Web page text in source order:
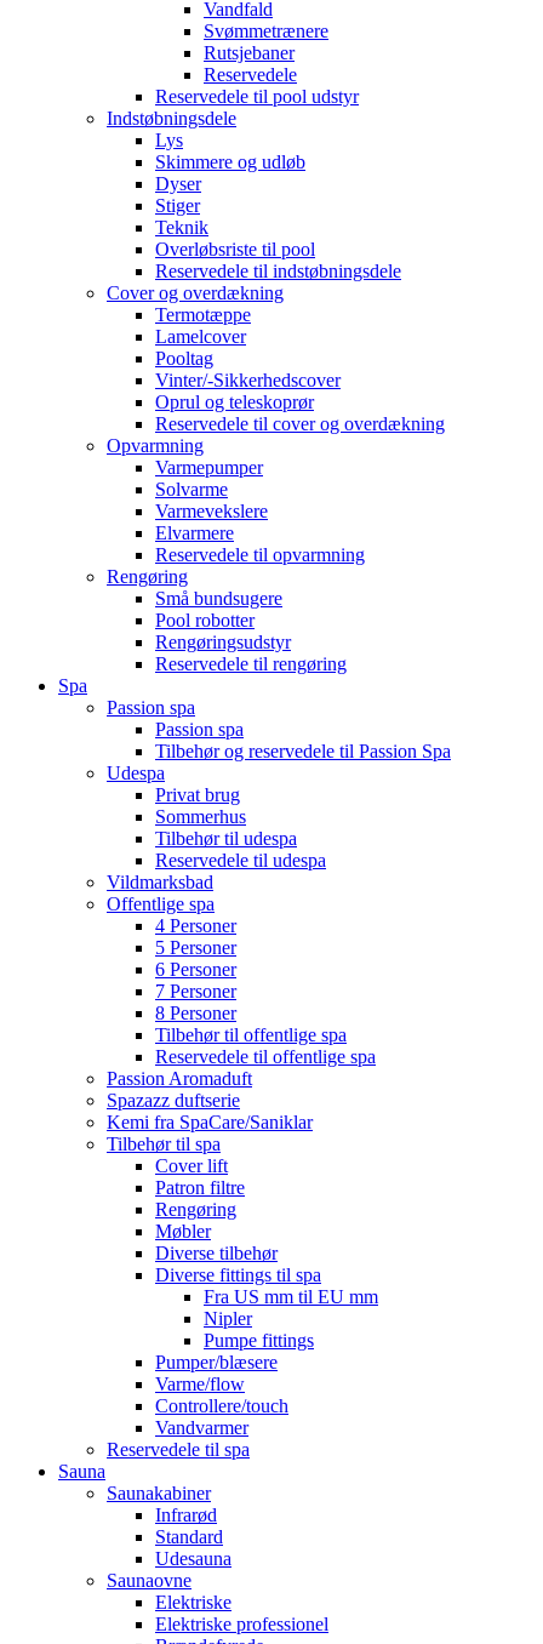
Vandfald
Svømmetrænere
Rutsjebaner
Reservedele
Reservedele til pool udstyr
Indstøbningsdele
Lys
Skimmere og udløb
Dyser
Stiger
Teknik
Overløbsriste til pool
Reservedele til indstøbningsdele
Cover og overdækning
Termotæppe
Lamelcover
Pooltag
Vinter/-Sikkerhedscover
Oprul og teleskoprør
Reservedele til cover og overdækning
Opvarmning
Varmepumper
Solvarme
Varmevekslere
Elvarmere
Reservedele til opvarmning
Rengøring
Små bundsugere
Pool robotter
Rengøringsudstyr
Reservedele til rengøring
Spa
Passion spa
Passion spa
Tilbehør og reservedele til Passion Spa
Udespa
Privat brug
Sommerhus
Tilbehør til udespa
Reservedele til udespa
Vildmarksbad
Offentlige spa
4 Personer
5 Personer
6 Personer
7 Personer
8 Personer
Tilbehør til offentlige spa
Reservedele til offentlige spa
Passion Aromaduft
Spazazz duftserie
Kemi fra SpaCare/Saniklar
Tilbehør til spa
Cover lift
Patron filtre
Rengøring
Møbler
Diverse tilbehør
Diverse fittings til spa
Fra US mm til EU mm
Nipler
Pumpe fittings
Pumper/blæsere
Varme/flow
Controllere/touch
Vandvarmer
Reservedele til spa
Sauna
Saunakabiner
Infrarød
Standard
Udesauna
Saunaovne
Elektriske
Elektriske professionel